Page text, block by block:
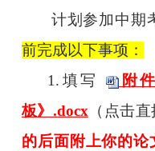
计划参加中期
前完成以下事项：
1.填写
附
板》.docx（点击直
的后面附上你的论